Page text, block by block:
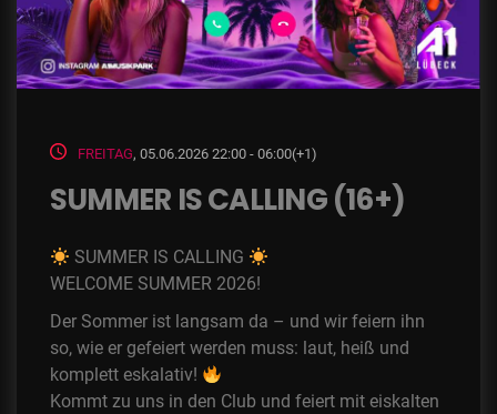
FREITAG, 05.06.2026 22:00 - 06:00(+1)
SUMMER IS CALLING (16+)
SUMMER IS CALLING
WELCOME SUMMER 2026!
Der Sommer ist langsam da – und wir feiern ihn
so, wie er gefeiert werden muss: laut, heiß und
komplett eskalativ!
Kommt zu uns in den Club und feiert mit eiskalten